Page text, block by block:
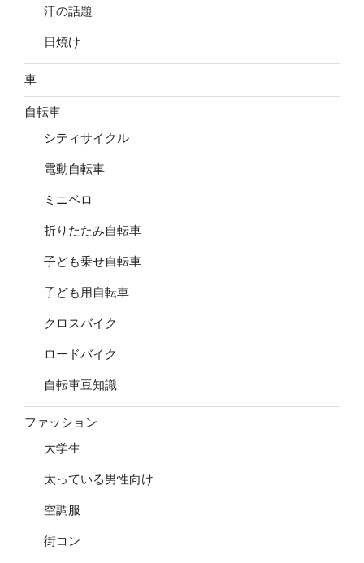
汗の話題
日焼け
車
自転車
シティサイクル
電動自転車
ミニベロ
折りたたみ自転車
子ども乗せ自転車
子ども用自転車
クロスバイク
ロードバイク
自転車豆知識
ファッション
大学生
太っている男性向け
空調服
街コン